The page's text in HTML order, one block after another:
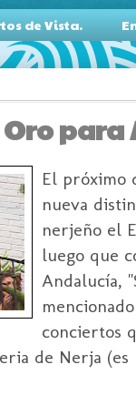
de Vista.
Oro
El próximo
nueva
nerjeño el
luego que
Andalucía,
conciertos
de Nerja (es